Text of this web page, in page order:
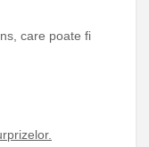
care poate fi